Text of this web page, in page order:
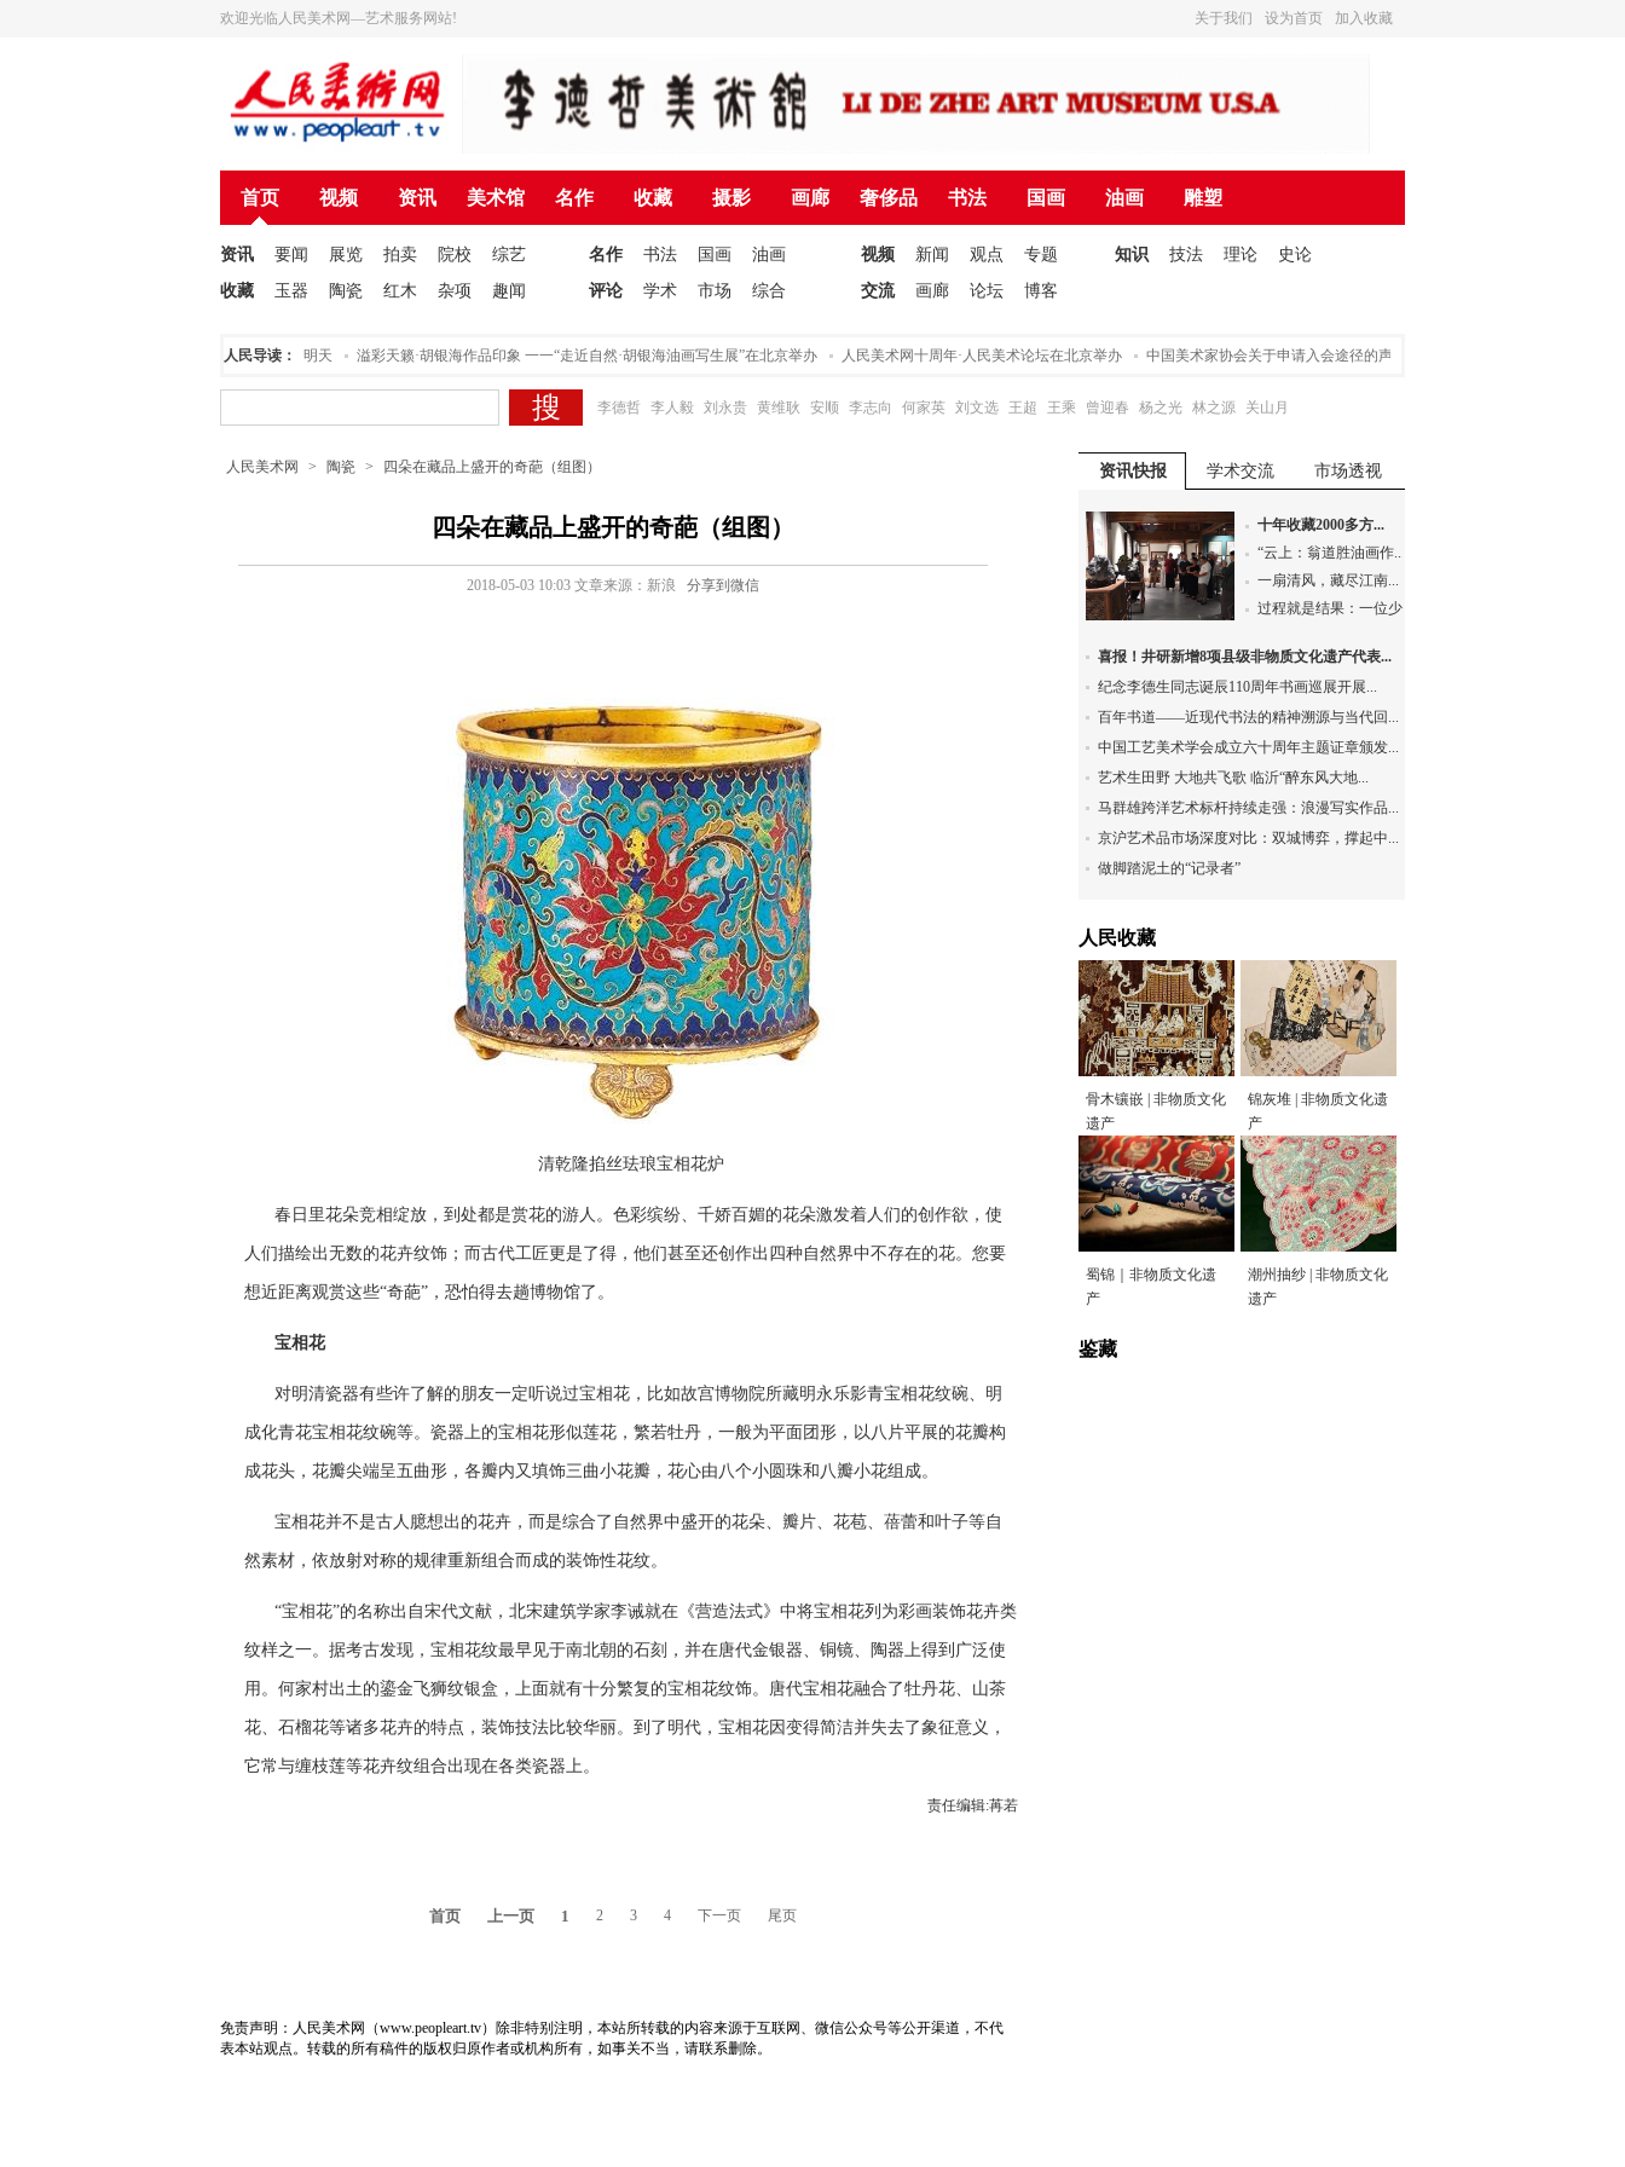
欢迎光临人民美术网—艺术服务网站! 加入收藏
设为首页
关于我们
首页 视频 资讯 美术馆 名作 收藏 摄影 画廊 奢侈品 书法 国画 油画 雕塑
资讯 要闻 展览 拍卖 院校
综艺
收藏
玉器 陶瓷 红木 杂项 趣闻
名作 书法 国画
油画
评论
学术 市场 综合
视频 新闻 观点
专题
交流
画廊 论坛 博客
知识 技法 理论 史论
人民导读：
为人民美术网托起美好的明天 溢彩天籁·胡银海作品印象 一一“走近自然·胡银海油画写生展”在北京举办 人民美术网十周年·人民美术论坛在北京举办 中国美术家协会关于申请入会途径的声明
李德哲 李人毅 刘永贵 黄维耿 安顺 李志向 何家英 刘文选 王超 王乘 曾迎春 杨之光 林之源 关山月
人民美术网 > 陶瓷 > 四朵在藏品上盛开的奇葩（组图）
四朵在藏品上盛开的奇葩（组图）
2018-05-03 10:03 文章来源：新浪 分享到微信
清乾隆掐丝珐琅宝相花炉
春日里花朵竞相绽放，到处都是赏花的游人。色彩缤纷、千娇百媚的花朵激发着人们的创作欲，使
人们描绘出无数的花卉纹饰；而古代工匠更是了得，他们甚至还创作出四种自然界中不存在的花。您要
想近距离观赏这些“奇葩”，恐怕得去趟博物馆了。
宝相花
对明清瓷器有些许了解的朋友一定听说过宝相花，比如故宫博物院所藏明永乐影青宝相花纹碗、明
成化青花宝相花纹碗等。瓷器上的宝相花形似莲花，繁若牡丹，一般为平面团形，以八片平展的花瓣构
成花头，花瓣尖端呈五曲形，各瓣内又填饰三曲小花瓣，花心由八个小圆珠和八瓣小花组成。
宝相花并不是古人臆想出的花卉，而是综合了自然界中盛开的花朵、瓣片、花苞、蓓蕾和叶子等自
然素材，依放射对称的规律重新组合而成的装饰性花纹。
“宝相花”的名称出自宋代文献，北宋建筑学家李诫就在《营造法式》中将宝相花列为彩画装饰花卉类
纹样之一。据考古发现，宝相花纹最早见于南北朝的石刻，并在唐代金银器、铜镜、陶器上得到广泛使
用。何家村出土的鎏金飞狮纹银盒，上面就有十分繁复的宝相花纹饰。唐代宝相花融合了牡丹花、山茶
花、石榴花等诸多花卉的特点，装饰技法比较华丽。到了明代，宝相花因变得简洁并失去了象征意义，
它常与缠枝莲等花卉纹组合出现在各类瓷器上。
责任编辑:苒若
首页 上一页 1 2 3 4 下一页 尾页
免责声明：人民美术网（www.peopleart.tv）除非特别注明，本站所转载的内容来源于互联网、微信公众号等公开渠道，不代
表本站观点。转载的所有稿件的版权归原作者或机构所有，如事关不当，请联系删除。
资讯快报 学术交流 市场透视
十年收藏2000多方...
“云上：翁道胜油画作...
一扇清风，藏尽江南...
过程就是结果：一位少...
喜报！井研新增8项县级非物质文化遗产代表...
纪念李德生同志诞辰110周年书画巡展开展...
百年书道——近现代书法的精神溯源与当代回...
中国工艺美术学会成立六十周年主题证章颁发...
艺术生田野 大地共飞歌 临沂“醉东风大地...
马群雄跨洋艺术标杆持续走强：浪漫写实作品...
京沪艺术品市场深度对比：双城博弈，撑起中...
做脚踏泥土的“记录者”
人民收藏
骨木镶嵌 | 非物质文化
遗产
锦灰堆 | 非物质文化遗
产
蜀锦｜非物质文化遗
产
潮州抽纱 | 非物质文化
遗产
鉴藏